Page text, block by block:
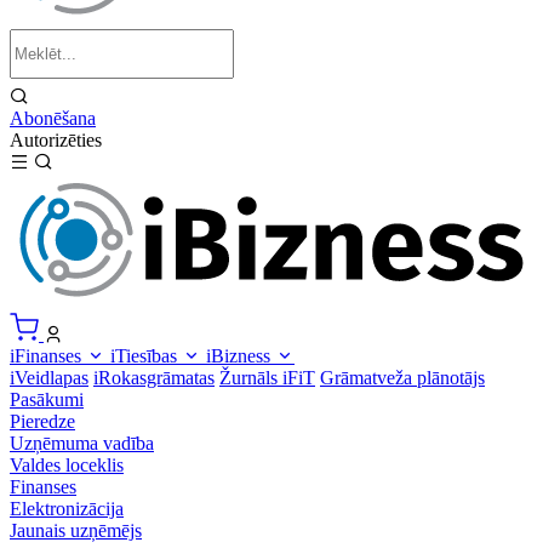
Abonēšana
Autorizēties
iFinanses iTiesības
iBizness
iVeidlapas iRokasgrāmatas Žurnāls iFiT Grāmatveža plānotājs
Pasākumi
Pieredze
Uzņēmuma vadība
Valdes loceklis
Finanses
Elektronizācija
Jaunais uzņēmējs